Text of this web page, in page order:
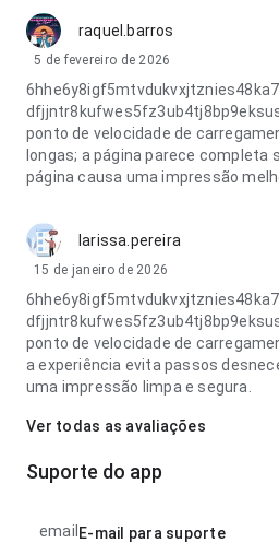
raquel.barros
5 de fevereiro de 2026
ponto de velocidade de
longas; a página parece completa
página causa uma impressão
larissa.pereira
15 de janeiro de 2026
ponto de velocidade de
a experiência evita passos
uma impressão limpa e segura.
Ver todas as avaliações
Suporte do app
email E-mail para suporte